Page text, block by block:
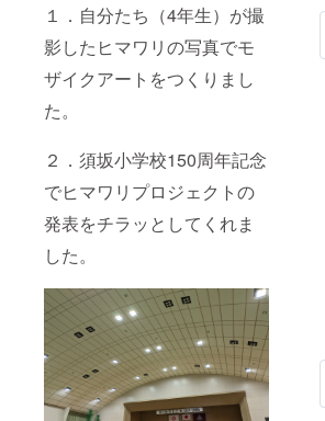
１．自分たち（4年生）が撮
影したヒマワリの写真でモ
ザイクアートをつくりまし
た。
２．須坂小学校150周年記念
でヒマワリプロジェクトの
発表をチラッとしてくれま
した。